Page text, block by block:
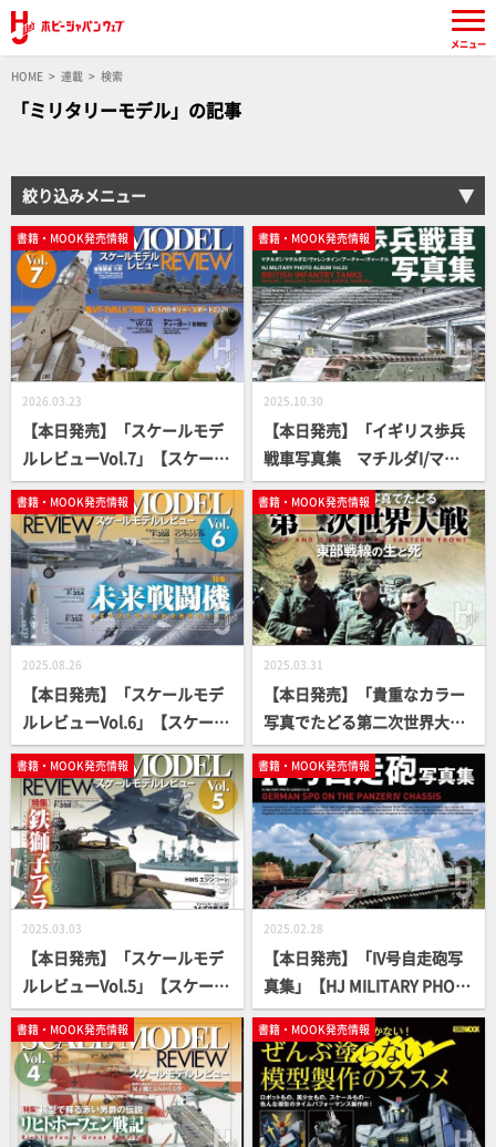
HOME 連載 検索
「ミリタリーモデル」の記事
絞り込みメニュー
書籍・MOOK発売情報
2026.03.23
【本日発売】「スケールモデ
ルレビューVol.7」【スケール
モデル】
書籍・MOOK発売情報
2025.10.30
【本日発売】「イギリス歩兵
戦車写真集 マチルダI/マチ
ルダII/ヴァレンタイン/アーチ
ャー/ チャーチル」【HJ MILI
TARY PHOTO ALBUM】
書籍・MOOK発売情報
2025.08.26
【本日発売】「スケールモデ
ルレビューVol.6」【スケール
モデル】
書籍・MOOK発売情報
2025.03.31
【本日発売】「貴重なカラー
写真でたどる第二次世界大
戦 東部戦線の生と死 LIFE
& DEATH ON THE EASTERN F
RONT」【写真集】
書籍・MOOK発売情報
2025.03.03
【本日発売】「スケールモデ
ルレビューVol.5」【スケール
モデル】
書籍・MOOK発売情報
2025.02.28
【本日発売】「IV号自走砲写
真集」【HJ MILITARY PHOT
O ALBUM】
書籍・MOOK発売情報 書籍・MOOK発売情報
メニュー